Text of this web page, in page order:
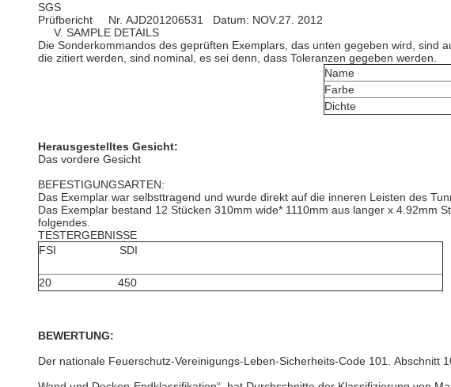
SGS
Prüfbericht Nr. AJD201206531 Datum: NOV.27. 2012
V. SAMPLE DETAILS
Die Sonderkommandos des geprüften Exemplars, das unten gegeben wird, sind
die zitiert werden, sind nominal, es sei denn, dass Toleranzen gegeben werden.
Name
Farbe
Dichte
Herausgestelltes Gesicht:
Das vordere Gesicht
BEFESTIGUNGSARTEN:
Das Exemplar war selbsttragend und wurde direkt auf die inneren Leisten des
Das Exemplar bestand 12 Stücken 310mm wide* 1110mm aus langer x
folgendes.
TESTERGEBNISSE
FSI SDI
20 450
BEWERTUNG:
Der nationale Feuerschutz-Vereinigungs-Leben-Sicherheits-Code 101. Abschnitt